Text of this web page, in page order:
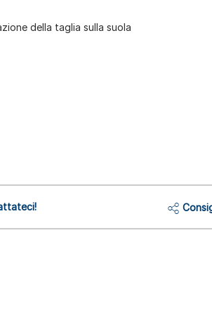
della taglia sulla suola